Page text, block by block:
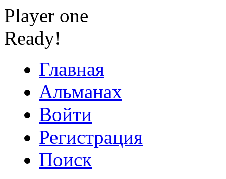
Player one
Ready!
Главная
Альманах
Войти
Регистрация
Поиск